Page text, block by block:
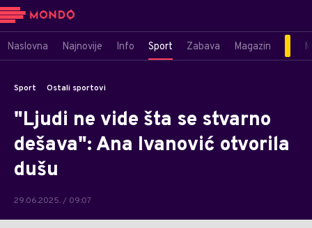
Naslovna Najnovije Info Sport Zabava Magazin
Sport Ostali sportovi
"Ljudi ne vide šta se stvarno
dešava": Ana Ivanović otvorila
dušu
29.06.2025. / 09:07